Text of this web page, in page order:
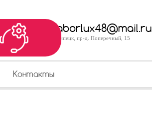
zaborlux48@mail.ru
г. Липецк, пр-д. Поперечный, 15
Контакты